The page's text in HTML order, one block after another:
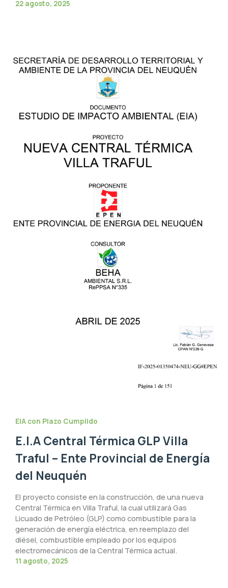
22 agosto, 2025
EIA con Plazo Cumplido
E.I.A Central Térmica GLP Villa
Traful – Ente Provincial de Energía
del Neuquén
El proyecto consiste en la construcción, de una nueva
Central Térmica en Villa Traful, la cual utilizará Gas
Licuado de Petróleo (GLP) como combustible para la
generación de energía eléctrica, en reemplazo del
diésel, combustible empleado por los equipos
electromecánicos de la Central Térmica actual.
11 agosto, 2025